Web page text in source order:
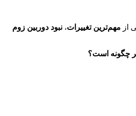
از مهم‌ترین تغییرات، نبود دوربین زوم